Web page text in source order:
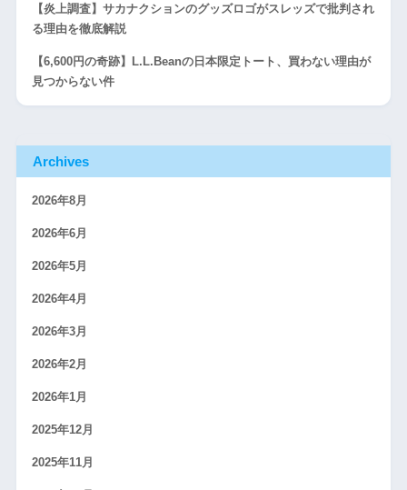
【炎上調査】サカナクションのグッズロゴがスレッズで批判され
る理由を徹底解説
【6,600円の奇跡】L.L.Beanの日本限定トート、買わない理由が
見つからない件
Archives
2026年8月
2026年6月
2026年5月
2026年4月
2026年3月
2026年2月
2026年1月
2025年12月
2025年11月